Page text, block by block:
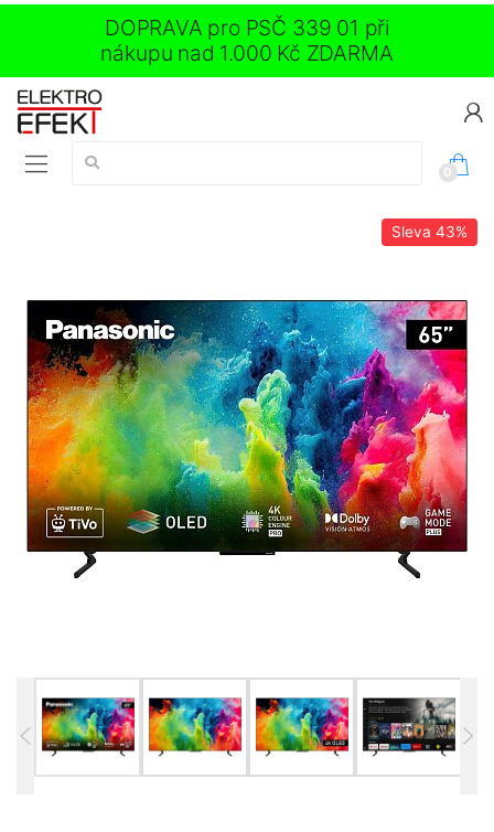
DOPRAVA pro PSČ 339 01 při
nákupu nad 1.000 Kč ZDARMA
Vyhledávání:
0
Sleva 43%